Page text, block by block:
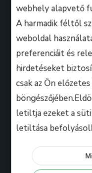
webhely alapvető
A harmadik féltől
weboldal
preferenciáit és
hirdetéseket
csak az Ön
letiltja ezeket a
letiltása
oktatói úgy
keresztül
számára lehetőséget
kihozza magából a
vágyhat!
Hasznos
Tanáraink
Bihari Mártonról